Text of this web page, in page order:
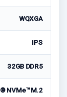
WQXGA
IPS
32GB DDR5
NVMe™ M.2